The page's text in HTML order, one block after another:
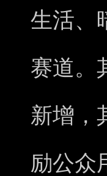
生活、
赛道。
新增，
励公众